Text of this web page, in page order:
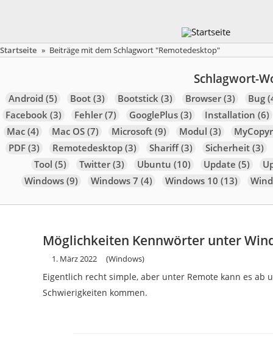
Startseite » Beiträge mit dem Schlagwort "Remotedesktop"
Schlagwort-
Android (5) Boot(3) Bootstick(3) Browser(3) Bug
Facebook(3) Fehler(7) GooglePlus(3) Installation (6)
Mac(4) Mac OS(7) Microsoft(9) Modul (3)
PDF(3) Remotedesktop(3) Shariff(3) Sicherheit(3)
Tool (5) Twitter(3) Ubuntu (10) Update (5)
Windows(9) Windows 7 (4) Windows 10 (13)
Möglichkeiten Kennwörter unter
1. März 2022 (Windows)
Eigentlich recht simple, aber unter Remote kann es ab
Schwierigkeiten kommen.